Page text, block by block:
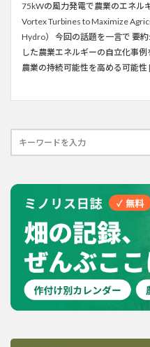
75kWの風力発電で農業のエネル
Vortex Turbines to Maximize
Hydro） 今回の話題を一言で 要
した農業エネルギーの自立化事
農業の持続可能性を高める可能性